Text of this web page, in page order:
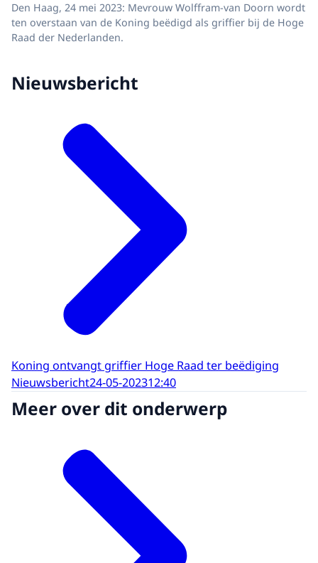
Den Haag, 24 mei 2023: Mevrouw Wolffram-van Doorn wordt
ten overstaan van de Koning beëdigd als griffier bij de Hoge
Raad der Nederlanden.
Nieuwsbericht
Koning ontvangt griffier Hoge Raad ter beëdiging
Nieuwsbericht24-05-202312:40
Meer over dit onderwerp